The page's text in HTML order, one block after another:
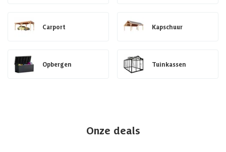
Carport Kapschuur
Opbergen Tuinkassen
Onze deals